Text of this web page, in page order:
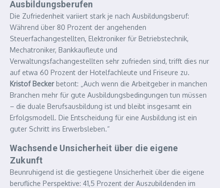
Ausbildungsberufen
Die Zufriedenheit variiert stark je nach Ausbildungsberuf:
Während über 80 Prozent der angehenden
Steuerfachangestellten, Elektroniker für Betriebstechnik,
Mechatroniker, Bankkaufleute und
Verwaltungsfachangestellten sehr zufrieden sind, trifft dies nur
auf etwa 60 Prozent der Hotelfachleute und Friseure zu.
Kristof Beckerbetont: „Auch wenn die Arbeitgeber in manchen
Branchen mehr für gute Ausbildungsbedingungen tun müssen
– die duale Berufsausbildung ist und bleibt insgesamt ein
Erfolgsmodell. Die Entscheidung für eine Ausbildung ist ein
guter Schritt ins Erwerbsleben.“
Wachsende Unsicherheit über die eigene
Zukunft
Beunruhigend ist die gestiegene Unsicherheit über die eigene
berufliche Perspektive: 41,5 Prozent der Auszubildenden im